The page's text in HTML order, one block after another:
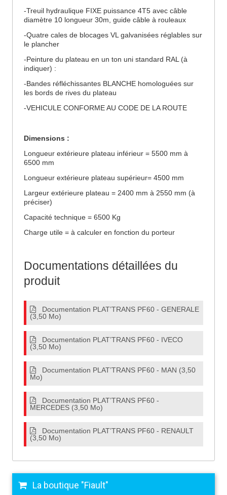
-Treuil hydraulique FIXE puissance 4T5 avec câble
diamètre 10 longueur 30m, guide câble à rouleaux
-Quatre cales de blocages VL galvanisées réglables sur
le plancher
-Peinture du plateau en un ton uni standard RAL (à
indiquer) :
-Bandes réfléchissantes BLANCHE homologuées sur
les bords de rives du plateau
-VEHICULE CONFORME AU CODE DE LA ROUTE
Dimensions :
Longueur extérieure plateau inférieur = 5500 mm à
6500 mm
Longueur extérieure plateau supérieur= 4500 mm
Largeur extérieure plateau = 2400 mm à 2550 mm (à
préciser)
Capacité technique = 6500 Kg
Charge utile = à calculer en fonction du porteur
Documentations détaillées du
produit
Documentation PLAT’TRANS PF60 - GENERALE
(3,50 Mo)
Documentation PLAT’TRANS PF60 - IVECO
(3,50 Mo)
Documentation PLAT’TRANS PF60 - MAN (3,50
Mo)
Documentation PLAT’TRANS PF60 -
MERCEDES (3,50 Mo)
Documentation PLAT’TRANS PF60 - RENAULT
(3,50 Mo)
La boutique "Fiault"